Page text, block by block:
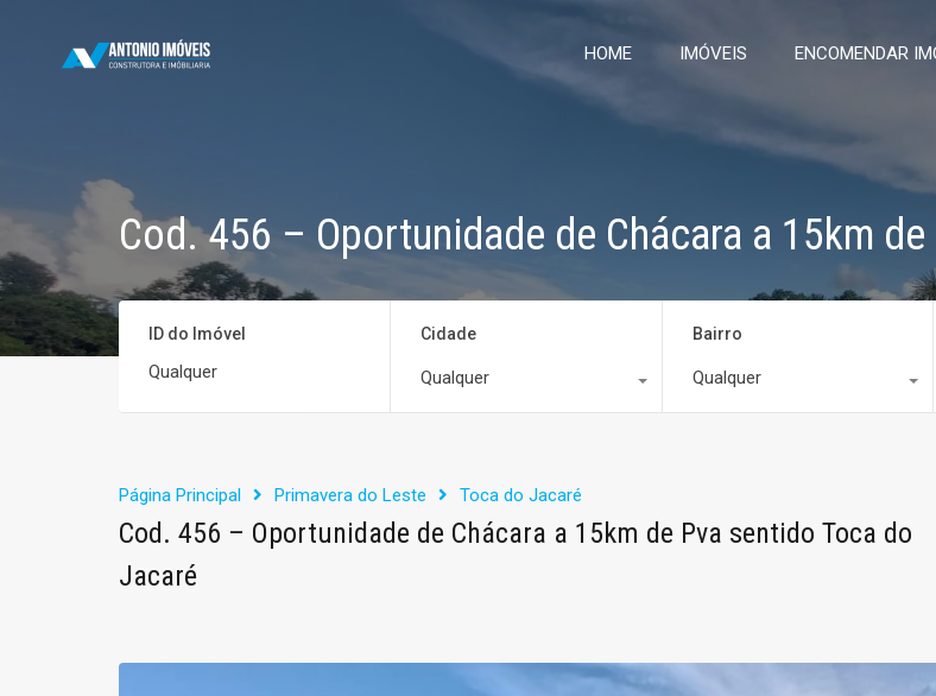
HOME IMÓVEIS ENCOMENDAR
Cod. 456 – Oportunidade de Chácara a 15km
ID do Imóvel Cidade
Qualquer
Bairro
Qualquer
Página Principal Primavera do Leste Toca do Jacaré
Cod. 456 – Oportunidade de Chácara a 15km de Pva sentido Toca do
Jacaré